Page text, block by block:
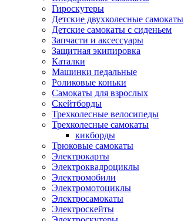
Гироскутеры
Детские двухколесные самокаты
Детские самокаты с сиденьем
Запчасти и аксессуары
Защитная экипировка
Каталки
Машинки педальные
Роликовые коньки
Самокаты для взрослых
Скейтборды
Трехколесные велосипеды
Трехколесные самокаты
кикборды
Трюковые самокаты
Электрокарты
Электроквадроциклы
Электромобили
Электромотоциклы
Электросамокаты
Электроскейты